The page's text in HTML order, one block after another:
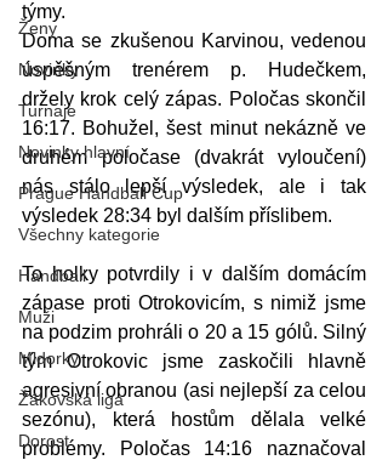
Ženy
Novinky
Turnaje
Novinky hlavní
Prague Handball Cup
Všechny kategorie
Handball
Muži
Mldorky
Žákovská liga
Dorost
týmy.
Doma se zkušenou Karvinou, vedenou
úspěšným trenérem p. Hudečkem,
držely krok celý zápas. Poločas skončil
16:17. Bohužel, šest minut nekázně ve
druhém poločase (dvakrát vyloučení)
nás stálo lepší výsledek, ale i tak
výsledek 28:34 byl dalším příslibem.
To holky potvrdily i v dalším domácím
zápase proti Otrokovicím, s nimiž jsme
na podzim prohráli o 20 a 15 gólů. Silný
tým Otrokovic jsme zaskočili hlavně
agresivní obranou (asi nejlepší za celou
sezónu), která hostům dělala velké
problémy. Poločas 14:16 naznačoval